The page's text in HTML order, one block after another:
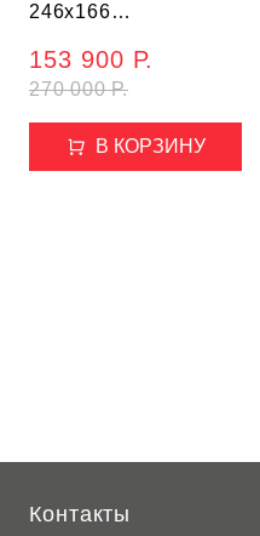
246x166
270 000 Р.
153 900 Р.
В КОРЗИНУ
Контакты